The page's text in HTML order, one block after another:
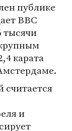
публике
BBC
тысячи
карата
считается
и